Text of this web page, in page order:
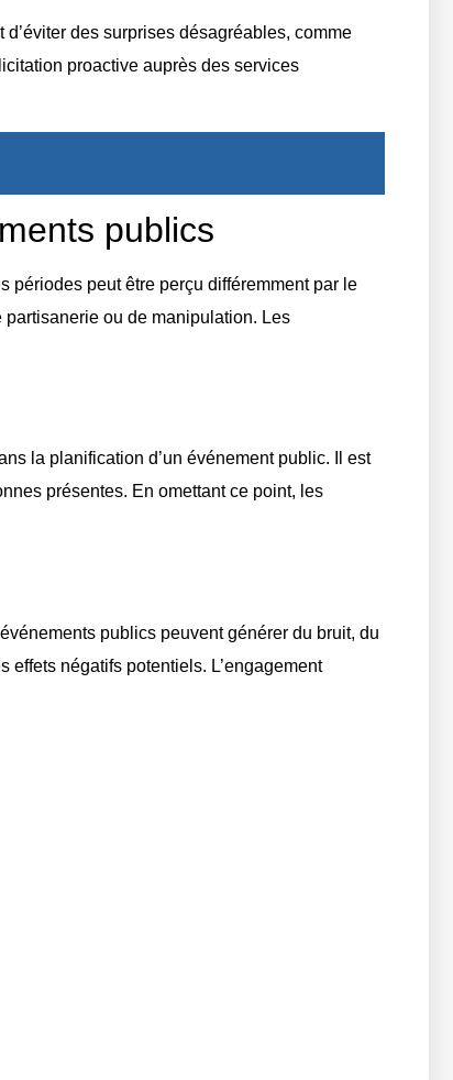
des surprises désagréables, comme
proactive auprès des services
publics
périodes peut être perçu différemment par le
partisanerie ou de manipulation. Les
la planification d’un événement public. Il est
présentes. En omettant ce point, les
publics peuvent générer du bruit, du
effets négatifs potentiels. L’engagement